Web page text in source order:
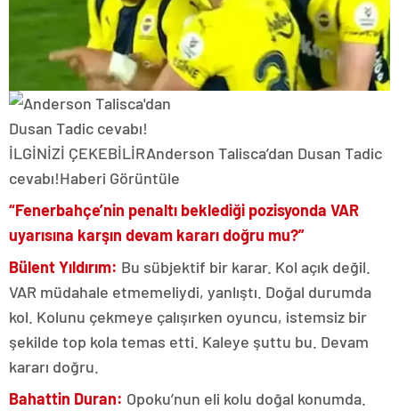
İLGİNİZİ ÇEKEBİLİRAnderson Talisca’dan Dusan Tadic
cevabı!Haberi Görüntüle
“Fenerbahçe’nin penaltı beklediği pozisyonda VAR
uyarısına karşın devam kararı doğru mu?”
Bülent Yıldırım: Bu sübjektif bir karar. Kol açık değil.
VAR müdahale etmemeliydi, yanlıştı. Doğal durumda
kol. Kolunu çekmeye çalışırken oyuncu, istemsiz bir
şekilde top kola temas etti. Kaleye şuttu bu. Devam
kararı doğru.
Bahattin Duran: Opoku’nun eli kolu doğal konumda.